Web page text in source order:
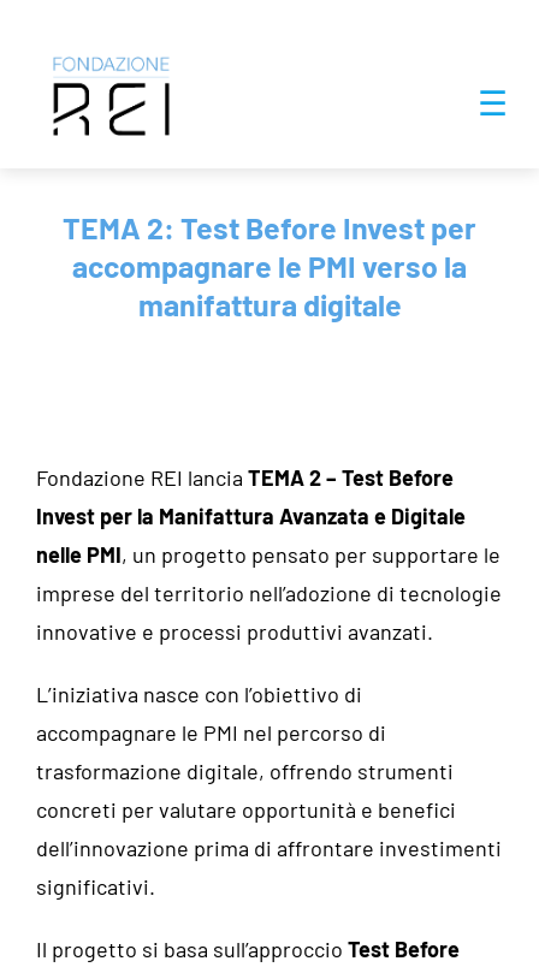
☰
TEMA 2: Test Before Invest per
accompagnare le PMI verso la
manifattura digitale
Fondazione REI lancia TEMA 2 – Test Before
Invest per la Manifattura Avanzata e Digitale
nelle PMI, un progetto pensato per supportare le
imprese del territorio nell’adozione di tecnologie
innovative e processi produttivi avanzati.
L’iniziativa nasce con l’obiettivo di
accompagnare le PMI nel percorso di
trasformazione digitale, offrendo strumenti
concreti per valutare opportunità e benefici
dell’innovazione prima di affrontare investimenti
significativi.
Il progetto si basa sull’approccio Test Before